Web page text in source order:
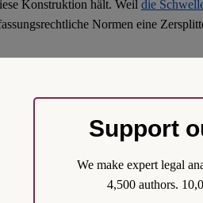
Konstruktion hält. Weil die
Normen eine
Nach den ersten Wahlen
„Regierung der nationalen Einheit“
an der die Nationale Partei (die
in einer ANC-geführten Regierung
Funktionär des Apartheid-Regimes
zurückgezogen hatte, blieb die IFP
Support
We make expert legal
4,500 authors.